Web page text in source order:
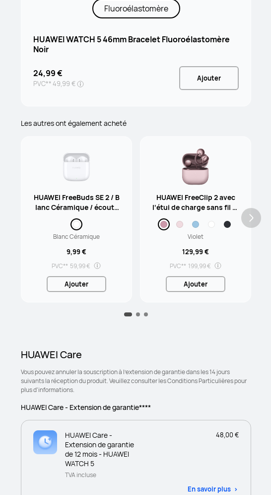
Fluoroélastomère
HUAWEI WATCH 5 46mm Bracelet Fluoroélastomère
Noir
24,99 €
PVC**49,99 €
Ajouter
Les autres ont également acheté
HUAWEI FreeBuds SE 2 / B
lanc Céramique / écoute
ur sans fil/ Bluetooth 5.3
Blanc Céramique
9,99 €
PVC** 59,99 €
Ajouter
HUAWEI FreeClip 2 avec
l‘étui de charge sans fil Vi
olet / Écouteurs clip d‘or
eille / Annulation du bruit
par l'IA lors des appels / É
coute ouverte subversiv
e
Violet
129,99 €
PVC** 199,99 €
Ajouter
HUAWEI Care
Vous pouvez annuler la souscription à l’extension de garantie dans les 14 jours
suivants la réception du produit. Veuillez consulter les Conditions Particulières pour
plus d'informations.
HUAWEI Care - Extension de garantie****
HUAWEI Care -
Extension de garantie
de 12 mois - HUAWEI
WATCH 5
48,00 €
TVA incluse
En savoir plus